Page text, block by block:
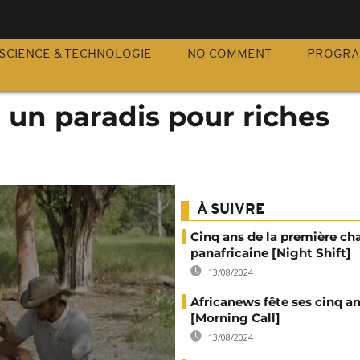
SCIENCE & TECHNOLOGIE NO COMMENT
un paradis pour riches
À SUIVRE
Cinq ans de la première
panafricaine [Night Shift]
13/08/2024
Africanews fête ses cinq
[Morning Call]
13/08/2024